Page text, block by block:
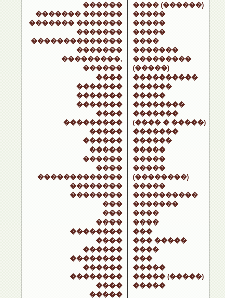
������
������� ������
������� �������
�������
��������������
�������
���������,
������
����
�������
�������
�������
����
���������
�����
������
�����
������
����
�������������
��������
��������
���
���
����
��������
����
������
��������
������
��������
����
�����
���� (������)
�����
�����
�����
����
�������
���������
(�����)
����������
������
�����
��������
�������
(���� � �����)
�������
������
�����
�����
�����
(��������)
�����
����������
�������
����
����
���
��� �����
����
���
�����
����� (�����)
�����